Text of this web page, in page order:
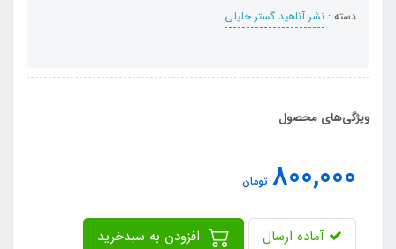
دسته : نشر آناهید گستر خلیلی
ویژگی‌های محصول
800,000 تومان
آماده ارسال